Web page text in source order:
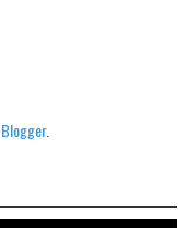
Blogger.